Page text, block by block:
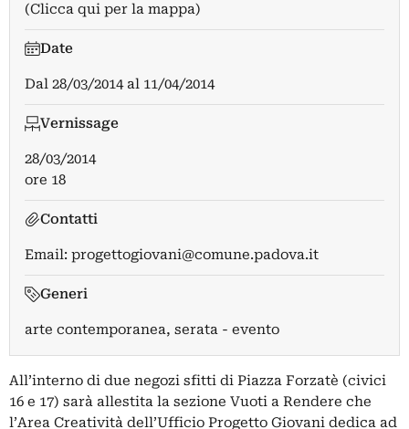
(Clicca qui per la mappa)
Date
Dal 28/03/2014al 11/04/2014
Vernissage
28/03/2014
ore 18
Contatti
Email: progettogiovani@comune.padova.it
Generi
arte contemporanea, serata - evento
All’interno di due negozi sfitti di Piazza Forzatè (civici
16 e 17) sarà allestita la sezione Vuoti a Rendere che
l’Area Creatività dell’Ufficio Progetto Giovani dedica ad